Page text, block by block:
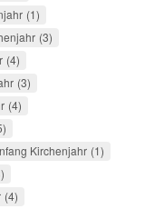
1
3
4
3
4
Kirchenjahr 1
4